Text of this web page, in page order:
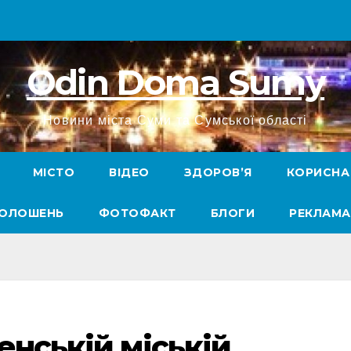
Odin Doma Sumy
Новини міста Суми та Сумської області
МІСТО ВІДЕО ЗДОРОВ’Я КОРИСНА
ФОТОФАКТ БЛОГИ РЕКЛАМА